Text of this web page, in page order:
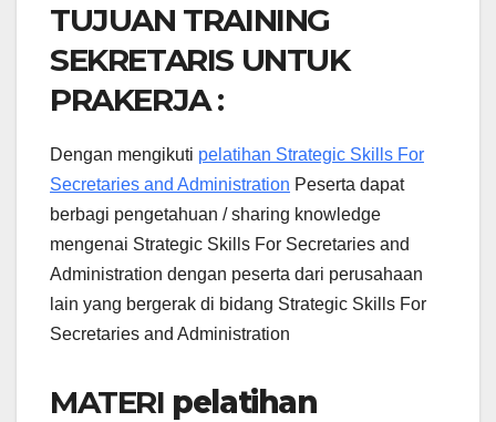
TUJUAN TRAINING
SEKRETARIS UNTUK
PRAKERJA :
Dengan mengikuti pelatihan Strategic Skills For
Secretaries and Administration Peserta dapat
berbagi pengetahuan / sharing knowledge
mengenai Strategic Skills For Secretaries and
Administration dengan peserta dari perusahaan
lain yang bergerak di bidang Strategic Skills For
Secretaries and Administration
MATERI pelatihan